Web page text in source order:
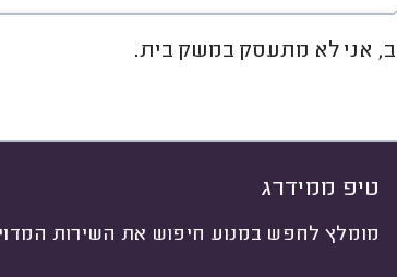
אני לא מתעסק במשק בית.
טיפ ממידרג
מומלץ לחפש במנוע חיפוש את השירות
חוות דעת מחירים
מה ניקו?